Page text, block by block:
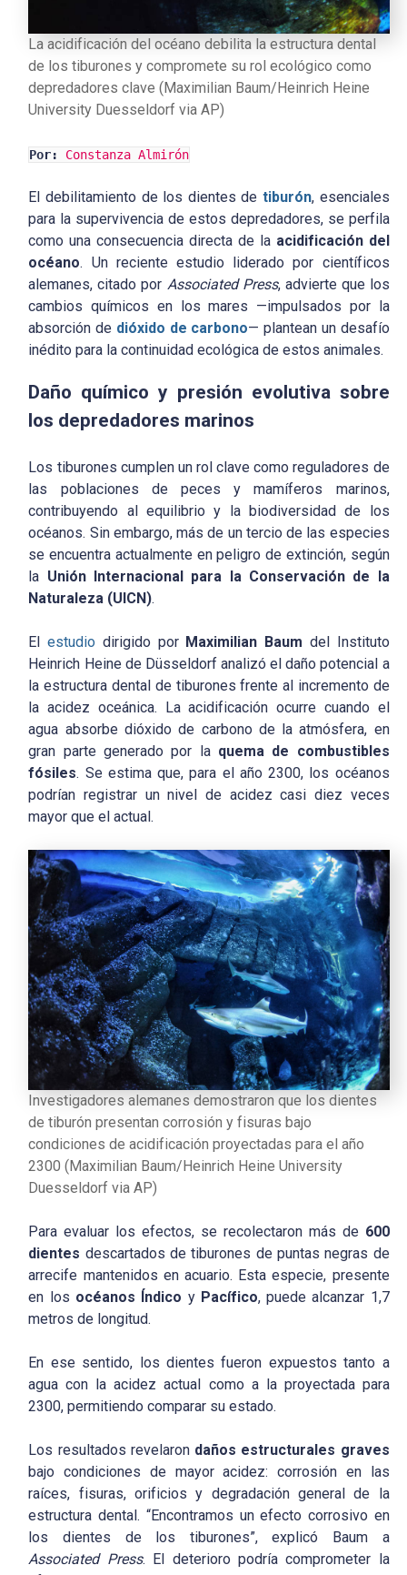
La acidificación del océano debilita la estructura dental
de los tiburones y compromete su rol ecológico como
depredadores clave (Maximilian Baum/Heinrich Heine
University Duesseldorf via AP)
Por: Constanza Almirón
El debilitamiento de los dientes de tiburón, esenciales
para la supervivencia de estos depredadores, se perfila
como una consecuencia directa de la acidificación del
océano. Un reciente estudio liderado por científicos
alemanes, citado por Associated Press, advierte que los
cambios químicos en los mares —impulsados por la
absorción de dióxido de carbono— plantean un desafío
inédito para la continuidad ecológica de estos animales.
Daño químico y presión evolutiva sobre
los depredadores marinos
Los tiburones cumplen un rol clave como reguladores de
las poblaciones de peces y mamíferos marinos,
contribuyendo al equilibrio y la biodiversidad de los
océanos. Sin embargo, más de un tercio de las especies
se encuentra actualmente en peligro de extinción, según
la Unión Internacional para la Conservación de la
Naturaleza (UICN).
Elestudio dirigido por Maximilian Baum del Instituto
Heinrich Heine de Düsseldorf analizó el daño potencial a
la estructura dental de tiburones frente al incremento de
la acidez oceánica. La acidificación ocurre cuando el
agua absorbe dióxido de carbono de la atmósfera, en
gran parte generado por la quema de combustibles
fósiles. Se estima que, para el año 2300, los océanos
podrían registrar un nivel de acidez casi diez veces
mayor que el actual.
Investigadores alemanes demostraron que los dientes
de tiburón presentan corrosión y fisuras bajo
condiciones de acidificación proyectadas para el año
2300 (Maximilian Baum/Heinrich Heine University
Duesseldorf via AP)
Para evaluar los efectos, se recolectaron más de 600
dientes descartados de tiburones de puntas negras de
arrecife mantenidos en acuario. Esta especie, presente
en los océanos Índico y Pacífico, puede alcanzar 1,7
metros de longitud.
En ese sentido, los dientes fueron expuestos tanto a
agua con la acidez actual como a la proyectada para
2300, permitiendo comparar su estado.
Los resultados revelaron daños estructurales graves
bajo condiciones de mayor acidez: corrosión en las
raíces, fisuras, orificios y degradación general de la
estructura dental. “Encontramos un efecto corrosivo en
los dientes de los tiburones”, explicó Baum a
Associated Press. El deterioro podría comprometer la